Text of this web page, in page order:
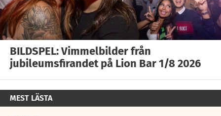
BILDSPEL: Vimmelbilder från
jubileumsfirandet på Lion Bar 1/8 2026
MEST LÄSTA